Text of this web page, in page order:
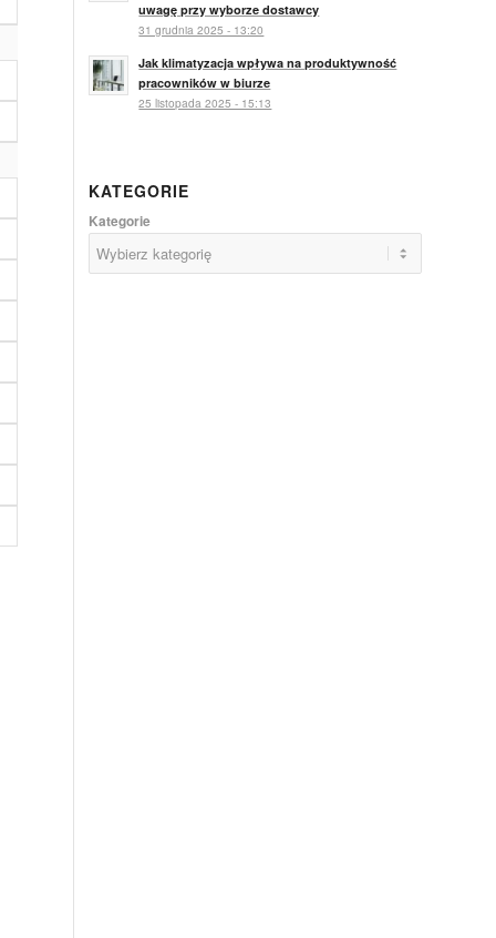
uwagę przy wyborze dostawcy
31 grudnia 2025 - 13:20
Jak klimatyzacja wpływa na produktywność
pracowników w biurze
25 listopada 2025 - 15:13
KATEGORIE
Kategorie